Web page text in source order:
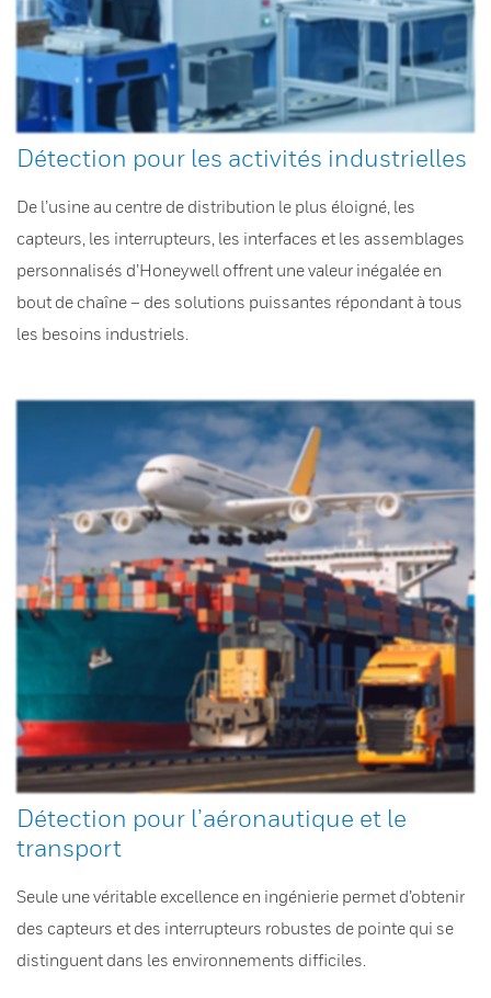
Détection pour les activités industrielles
De l’usine au centre de distribution le plus éloigné, les
capteurs, les interrupteurs, les interfaces et les assemblages
personnalisés d’Honeywell offrent une valeur inégalée en
bout de chaîne – des solutions puissantes répondant à tous
les besoins industriels.
Détection pour l’aéronautique et le
transport
Seule une véritable excellence en ingénierie permet d’obtenir
des capteurs et des interrupteurs robustes de pointe qui se
distinguent dans les environnements difficiles.